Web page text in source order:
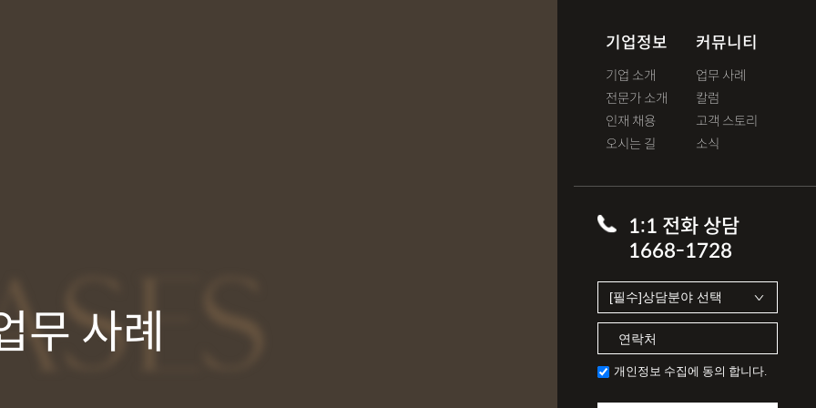
기업정보
기업 소개
전문가 소개
인재 채용
오시는 길
커뮤니티
업무 사례
칼럼
고객 스토리
소식
1:1 전화 상담
1668-1728
개인정보 수집에 동의 합니다.
무 사례